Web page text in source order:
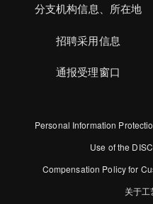
分支机构信息、所在地
招聘采用信息
通报受理窗口
Personal Information
Use of the
Compensation Policy for
关于工